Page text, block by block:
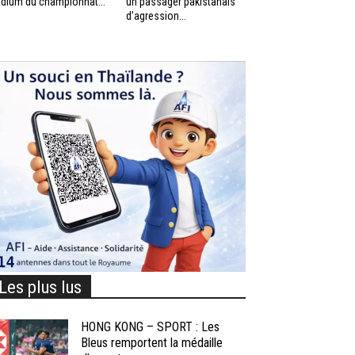
d’agression...
plus lus
HONG KONG – SPORT : Les
Bleus remportent la médaille